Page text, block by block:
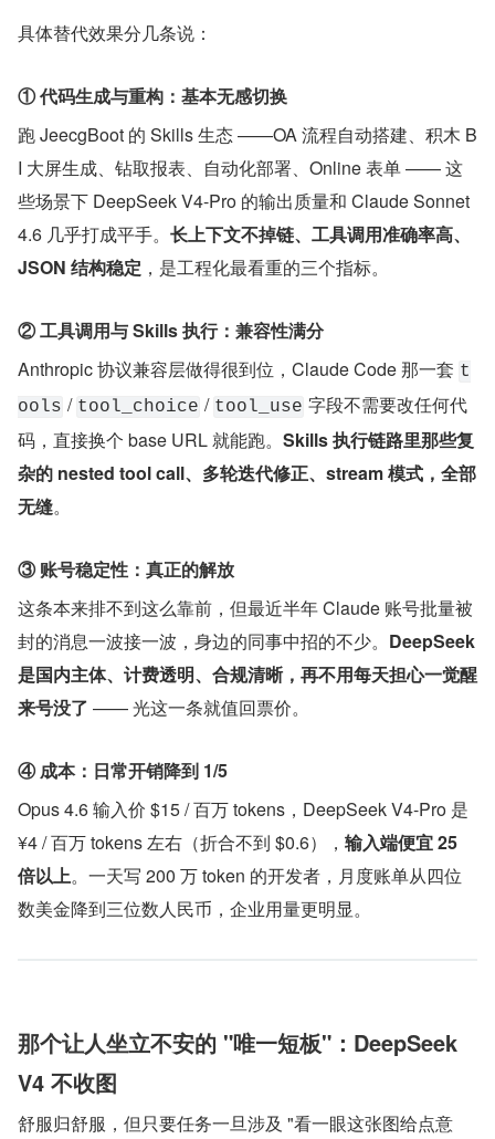
具体替代效果分几条说：
① 代码生成与重构：基本无感切换
跑 JeecgBoot 的 Skills 生态 ——OA 流程自动搭建、积木 B
I 大屏生成、钻取报表、自动化部署、Online 表单 —— 这
些场景下 DeepSeek V4-Pro 的输出质量和 Claude Sonnet
4.6 几乎打成平手。 长上下文不掉链、工具调用准确率高、
JSON 结构稳定 ，是工程化最看重的三个指标。
② 工具调用与 Skills 执行：兼容性满分
Anthropic 协议兼容层做得很到位，Claude Code 那一套 t
ools / tool_choice / tool_use 字段不需要改任何代
码，直接换个 base URL 就能跑。 Skills 执行链路里那些复
杂的 nested tool call、多轮迭代修正、stream 模式，全部
无缝。
③ 账号稳定性：真正的解放
这条本来排不到这么靠前，但最近半年 Claude 账号批量被
封的消息一波接一波，身边的同事中招的不少。 DeepSeek
是国内主体、计费透明、合规清晰，再不用每天担心一觉醒
来号没了 —— 光这一条就值回票价。
④ 成本：日常开销降到 1/5
Opus 4.6 输入价 $15 / 百万 tokens，DeepSeek V4-Pro 是
¥4 / 百万 tokens 左右（折合不到 $0.6）， 输入端便宜 25
倍以上。一天写 200 万 token 的开发者，月度账单从四位
数美金降到三位数人民币，企业用量更明显。
那个让人坐立不安的 "唯一短板"：DeepSeek
V4 不收图
舒服归舒服，但只要任务一旦涉及 "看一眼这张图给点意